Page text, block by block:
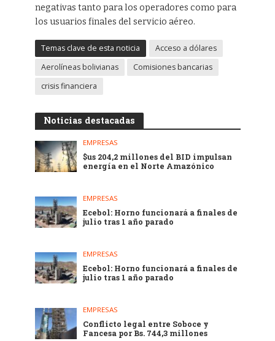
negativas tanto para los operadores como para
los usuarios finales del servicio aéreo.
Temas clave de esta noticia
Acceso a dólares
Aerolíneas bolivianas
Comisiones bancarias
crisis financiera
Noticias destacadas
EMPRESAS
$us 204,2 millones del BID impulsan
energía en el Norte Amazónico
EMPRESAS
Ecebol: Horno funcionará a finales de
julio tras 1 año parado
EMPRESAS
Ecebol: Horno funcionará a finales de
julio tras 1 año parado
EMPRESAS
Conflicto legal entre Soboce y
Fancesa por Bs. 744,3 millones